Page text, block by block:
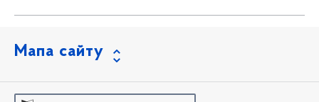
Мапа сайту